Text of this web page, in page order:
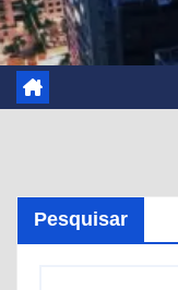
Pesquisar